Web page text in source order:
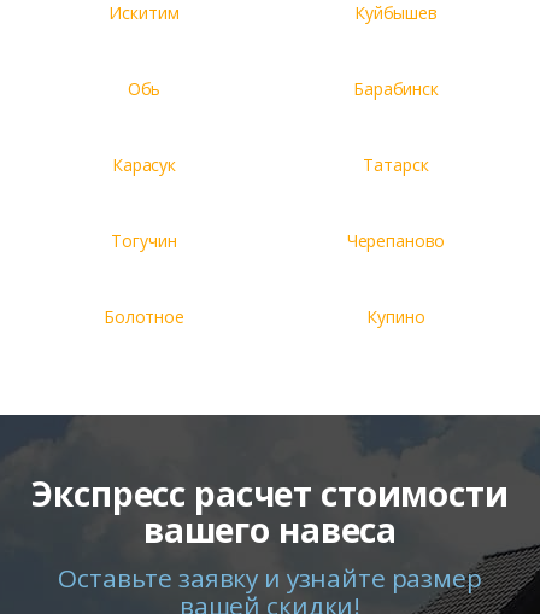
Искитим Куйбышев
Обь Барабинск
Карасук Татарск
Тогучин Черепаново
Болотное Купино
Экспресс расчет стоимости
вашего навеса
Оставьте заявку и узнайте размер
вашей скидки!